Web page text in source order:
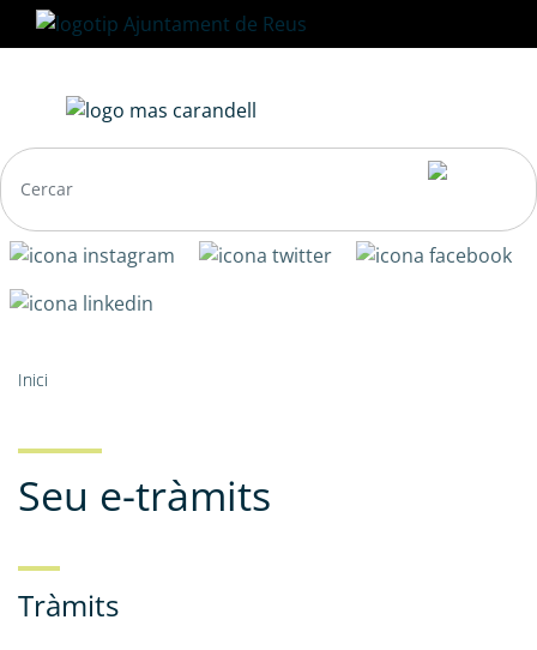
al
Navegació
Fil
Inici
Seu e-tràmits
Tràmits